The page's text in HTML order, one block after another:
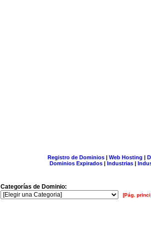
Registro de Dominios| Web Hosting |
Dominios Expirados | Industrias |
Categorías de Dominio:
[Pág.